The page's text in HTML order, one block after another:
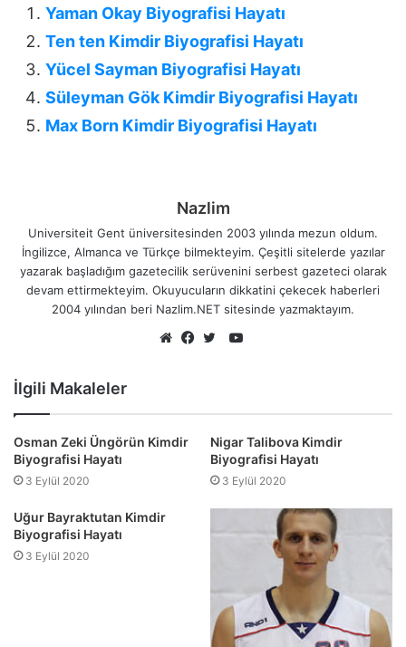
Yaman Okay Biyografisi Hayatı
Ten ten Kimdir Biyografisi Hayatı
Yücel Sayman Biyografisi Hayatı
Süleyman Gök Kimdir Biyografisi Hayatı
Max Born Kimdir Biyografisi Hayatı
Nazlim
Universiteit Gent üniversitesinden 2003 yılında mezun oldum.
İngilizce, Almanca ve Türkçe bilmekteyim. Çeşitli sitelerde yazılar
yazarak başladığım gazetecilik serüvenini serbest gazeteci olarak
devam ettirmekteyim. Okuyucuların dikkatini çekecek haberleri
2004 yılından beri Nazlim.NET sitesinde yazmaktayım.
YouTube
İlgili Makaleler
Osman Zeki Üngörün Kimdir
Biyografisi Hayatı
3 Eylül 2020
Nigar Talibova Kimdir
Biyografisi Hayatı
3 Eylül 2020
Uğur Bayraktutan Kimdir
Biyografisi Hayatı
3 Eylül 2020